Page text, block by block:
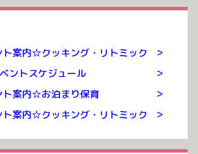
案内☆クッキング・リトミック >
ントスケジュール >
案内☆お泊まり保育 >
案内☆クッキング・リトミック >